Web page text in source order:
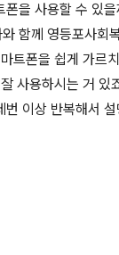
폰을 사용할 수 있
함께 영등포사회
트폰을 쉽게 가르
사용하시는 거 있
번 이상 반복해서